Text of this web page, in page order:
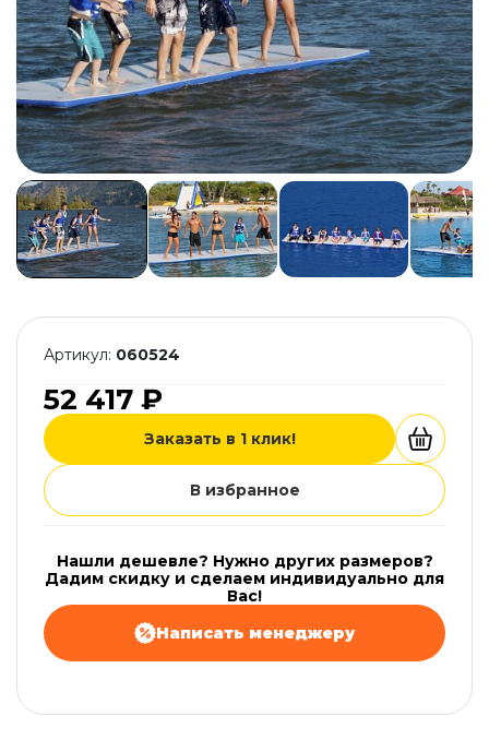
Артикул: 060524
52 417 ₽
Заказать в 1 клик!
В избранное
Нашли дешевле? Нужно других размеров?
Дадим скидку и сделаем индивидуально для
Вас!
Написать менеджеру